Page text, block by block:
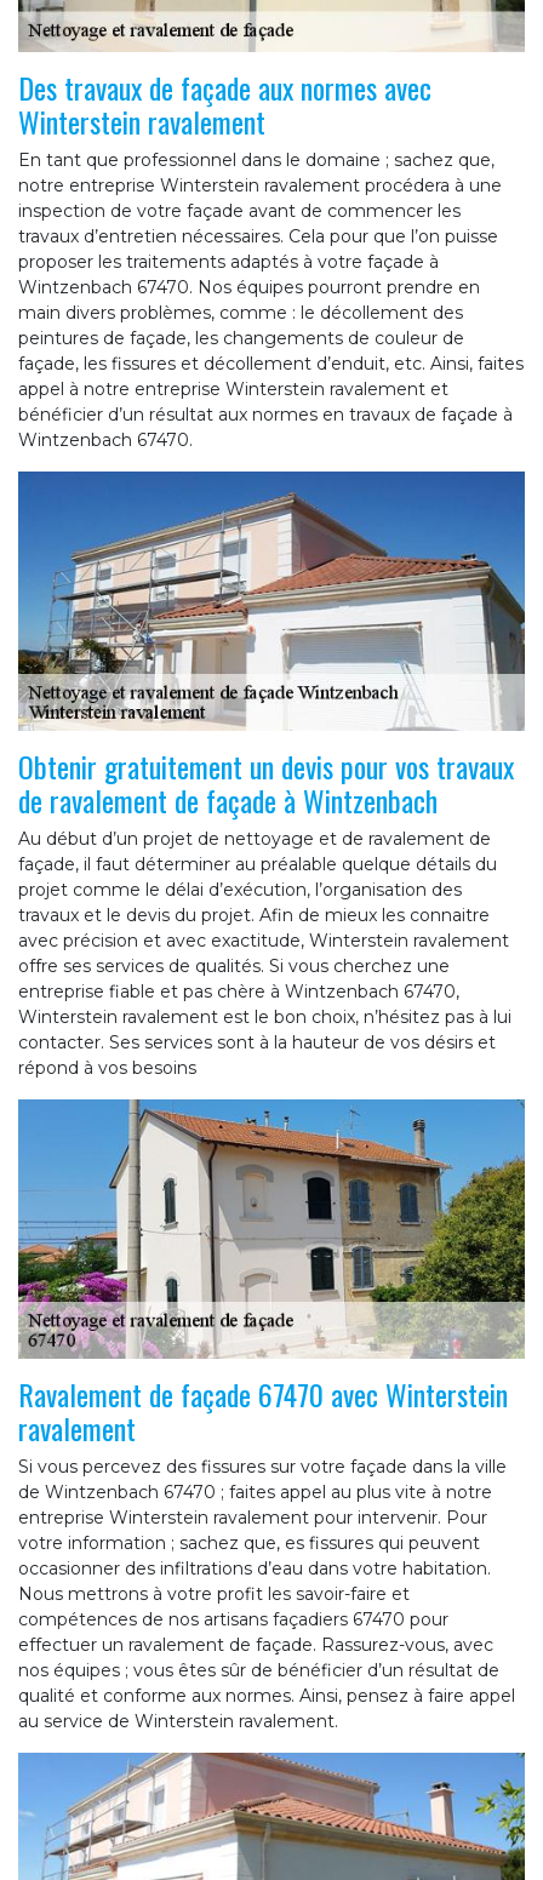
Des travaux de façade aux normes avec
Winterstein ravalement
En tant que professionnel dans le domaine ; sachez que,
notre entreprise Winterstein ravalement procédera à une
inspection de votre façade avant de commencer les
travaux d’entretien nécessaires. Cela pour que l’on puisse
proposer les traitements adaptés à votre façade à
Wintzenbach 67470. Nos équipes pourront prendre en
main divers problèmes, comme : le décollement des
peintures de façade, les changements de couleur de
façade, les fissures et décollement d’enduit, etc. Ainsi, faites
appel à notre entreprise Winterstein ravalement et
bénéficier d’un résultat aux normes en travaux de façade à
Wintzenbach 67470.
Obtenir gratuitement un devis pour vos travaux
de ravalement de façade à Wintzenbach
Au début d’un projet de nettoyage et de ravalement de
façade, il faut déterminer au préalable quelque détails du
projet comme le délai d’exécution, l’organisation des
travaux et le devis du projet. Afin de mieux les connaitre
avec précision et avec exactitude, Winterstein ravalement
offre ses services de qualités. Si vous cherchez une
entreprise fiable et pas chère à Wintzenbach 67470,
Winterstein ravalement est le bon choix, n’hésitez pas à lui
contacter. Ses services sont à la hauteur de vos désirs et
répond à vos besoins
Ravalement de façade 67470 avec Winterstein
ravalement
Si vous percevez des fissures sur votre façade dans la ville
de Wintzenbach 67470 ; faites appel au plus vite à notre
entreprise Winterstein ravalement pour intervenir. Pour
votre information ; sachez que, es fissures qui peuvent
occasionner des infiltrations d’eau dans votre habitation.
Nous mettrons à votre profit les savoir-faire et
compétences de nos artisans façadiers 67470 pour
effectuer un ravalement de façade. Rassurez-vous, avec
nos équipes ; vous êtes sûr de bénéficier d’un résultat de
qualité et conforme aux normes. Ainsi, pensez à faire appel
au service de Winterstein ravalement.